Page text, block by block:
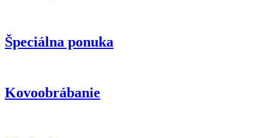
Špeciálna ponuka
Kovoobrábanie